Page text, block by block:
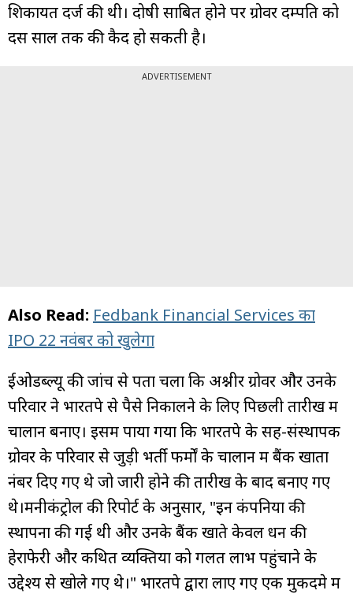
शिकायत दर्ज की थी। दोषी साबित होने पर ग्रोवर दम्पति को
दस साल तक की कैद हो सकती है।
ADVERTISEMENT
Also Read: Fedbank Financial Services का
IPO 22 नवंबर को खुलेगा
ईओडब्ल्यू की जांच से पता चला कि अश्नीर ग्रोवर और उनके
परिवार ने भारतपे से पैसे निकालने के लिए पिछली तारीख में
चालान बनाए। इसमें पाया गया कि भारतपे के सह-संस्थापक
ग्रोवर के परिवार से जुड़ी भर्ती फर्मों के चालान में बैंक खाता
नंबर दिए गए थे जो जारी होने की तारीख के बाद बनाए गए
थे।मनीकंट्रोल की रिपोर्ट के अनुसार, "इन कंपनियों की
स्थापना की गई थी और उनके बैंक खाते केवल धन की
हेराफेरी और कथित व्यक्तियों को गलत लाभ पहुंचाने के
उद्देश्य से खोले गए थे।" भारतपे द्वारा लाए गए एक मुकदमे में